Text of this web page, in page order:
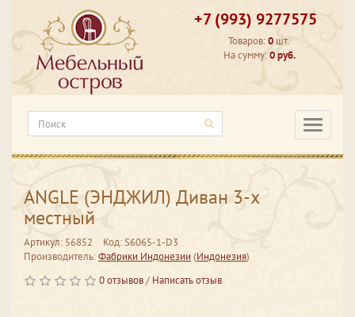
+7 (993) 9277575
Товаров:0 шт.
На сумму:0 руб.
ANGLE (ЭНДЖИЛ) Диван 3-х
местный
Артикул: 56852
Код: S6065-1-D3
Производитель:Фабрики Индонезии(Индонезия)
0 отзывов/ Написать отзыв